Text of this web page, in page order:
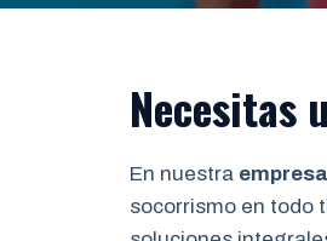
Necesitas
En nuestra
socorrismo en todo